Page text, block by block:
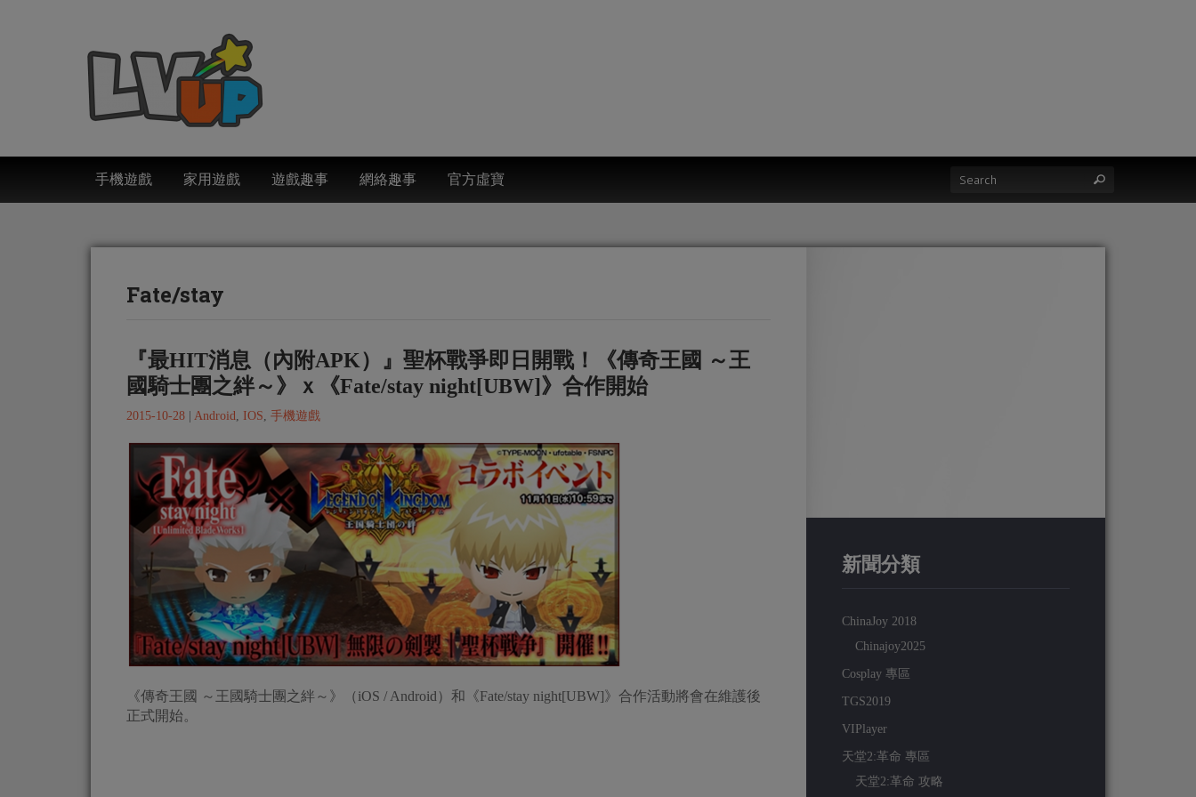
手機遊戲 家用遊戲 遊戲趣事 網絡趣事 官方虛寶
Fate/stay
『最HIT消息（內附APK）』聖杯戰爭即日開戰！《傳奇王國 ～王
國騎士團之絆～》ｘ《Fate/stay night[UBW]》合作開始
2015-10-28 Android, IOS, 手機遊戲
《傳奇王國 ～王國騎士團之絆～》（iOS / Android）和《Fate/stay night[UBW]》合作活動將會在維護後
正式開始。
新聞分類
ChinaJoy 2018
Chinajoy2025
Cosplay 專區
TGS2019
VIPlayer
天堂2:革命 專區
天堂2:革命 攻略